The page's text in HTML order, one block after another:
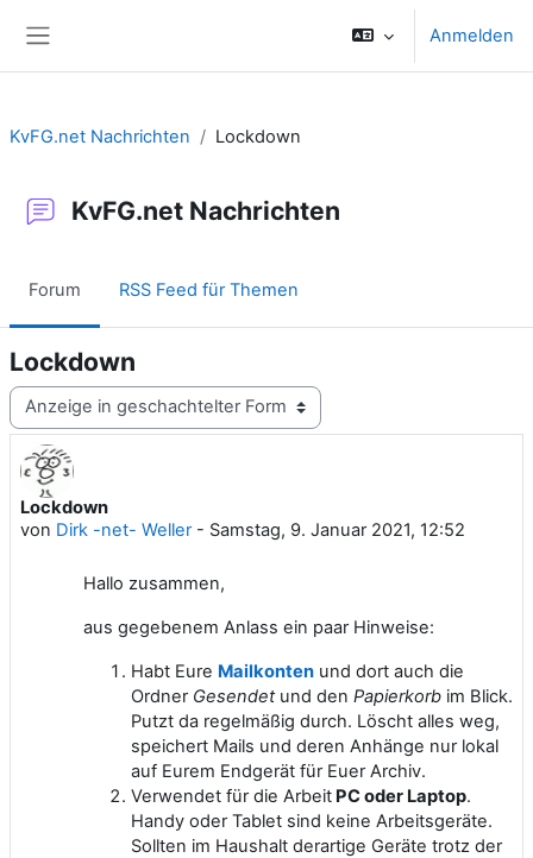
Anmelden
KvFG.net Nachrichten Lockdown
KvFG.net Nachrichten
Forum RSS Feed für Themen
Lockdown
Anzeigemodus
Lockdown
von Dirk -net- Weller- Samstag, 9. Januar 2021, 12:52
Anzahl Antworten: 0
Hallo zusammen,
aus gegebenem Anlass ein paar Hinweise:
Habt Eure Mailkonten und dort auch die
Ordner Gesendetund den Papierkorb im Blick.
Putzt da regelmäßig durch. Löscht alles weg,
speichert Mails und deren Anhänge nur lokal
auf Eurem Endgerät für Euer Archiv.
Verwendet für die Arbeit PC oder Laptop.
Handy oder Tablet sind keine Arbeitsgeräte.
Sollten im Haushalt derartige Geräte trotz der